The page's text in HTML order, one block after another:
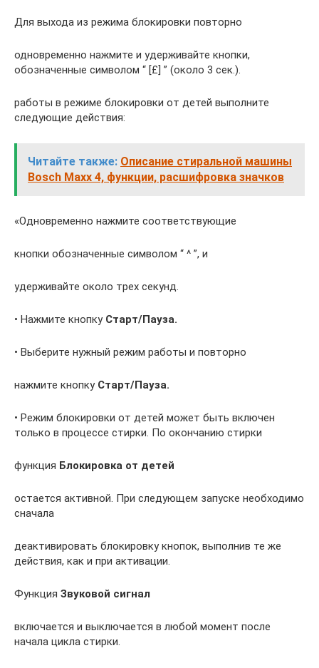
Для выхода из режима блокировки повторно
одновременно нажмите и удерживайте кнопки,
обозначенные символом “ [£] ” (около 3 сек.).
работы в режиме блокировки от детей выполните
следующие действия:
Читайте также: Описание стиральной машины
Bosch Maxx 4, функции, расшифровка значков
«Одновременно нажмите соответствующие
кнопки обозначенные символом “ ^ ”, и
удерживайте около трех секунд.
• Нажмите кнопку Старт/Пауза.
• Выберите нужный режим работы и повторно
нажмите кнопку Старт/Пауза.
• Режим блокировки от детей может быть включен
только в процессе стирки. По окончанию стирки
функция Блокировка от детей
остается активной. При следующем запуске необходимо
сначала
деактивировать блокировку кнопок, выполнив те же
действия, как и при активации.
Функция Звуковой сигнал
включается и выключается в любой момент после
начала цикла стирки.